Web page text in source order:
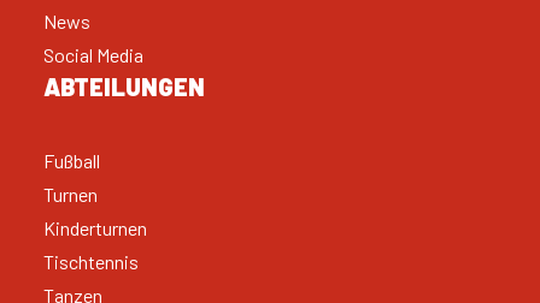
News
Social Media
ABTEILUNGEN
Fußball
Turnen
Kinderturnen
Tischtennis
Tanzen